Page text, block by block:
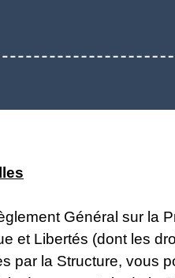
Général sur la
et Libertés (dont les
par la Structure, vous